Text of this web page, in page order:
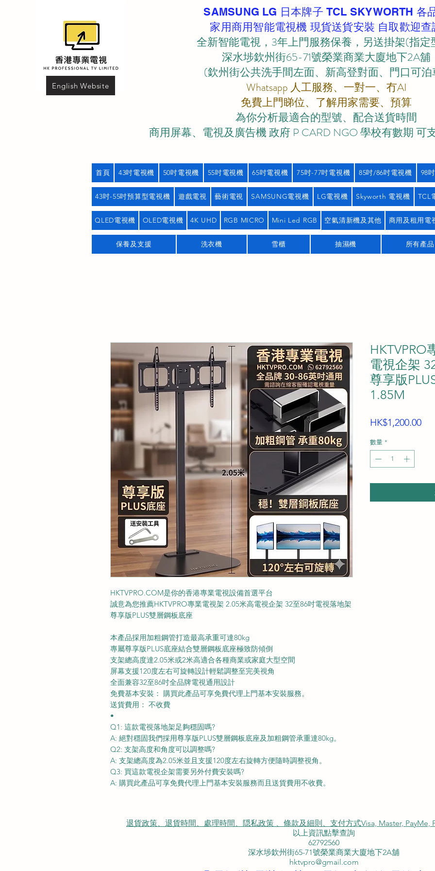
English Website
SAMSUNG LG 日本牌子 TCL SKYWORTH 各
家用商用智能電視機 現貨送貨安裝 自取歡迎查
全新智能電視，3年上門服務保養，另送掛架(指定
深水埗欽州街65-71號榮業商業大廈地下2A舖
(欽州街公共洗手間左面、新高登對面、門口可泊
Whatsapp 人工服務、一對一、冇AI
免費上門睇位、了解用家需要、預算
為你分析最適合的型號、配合送貨時間
商用屏幕、電視及廣告機 政府 P CARD NGO 學校有數期 可
首頁 43吋電視機 50吋電視機 55吋電視機 65吋電視機 75吋-77吋電視機 85吋/86吋電視機 98
43吋-55吋預算型電視機 遊戲電視 藝術電視 SAMSUNG電視機 LG電視機 Skyworth 電視機 TCL
QLED電視機 OLED電視機 4K UHD RGB MICRO Mini Led RGB 空氣清新機及其他 商用及租用電
保養及支援 洗衣機 雪櫃 抽濕機 所有產品
HKTVPRO.COM是你的香港專業電視設備首選平台
誠意為您推薦HKTVPRO專業電視架 2.05米高電視企架 32至86吋電視落地架
尊享版PLUS雙層鋼板底座
本產品採用加粗鋼管打造最高承重可達80kg
專屬尊享版PLUS底座結合雙層鋼板底座極致防傾倒
支架總高度達2.05米或2米高適合各種商業或家庭大型空間
屏幕支援120度左右可旋轉設計輕鬆調整至完美視角
全面兼容32至86吋全品牌電視通用設計
免費基本安裝： 購買此產品可享免費代理上門基本安裝服務。
送貨費用： 不收費
•
Q1: 這款電視落地架足夠穩固嗎?
A: 絕對穩固我們採用尊享版PLUS雙層鋼板底座及加粗鋼管承重達80kg。
Q2: 支架高度和角度可以調整嗎?
A: 支架總高度為2.05米並且支援120度左右旋轉方便隨時調整視角。
Q3: 買這款電視企架需要另外付費安裝嗎?
A: 購買此產品可享免費代理上門基本安裝服務而且送貨費用不收費。
HKTVPRO
電視企架
尊享版
1.85M
HK$1,200.00價
數量 *
退貨政策、退貨時間、處理時間、隠私政策 、條款及細則、支付方式Visa, Master, PayMe,
以上資訊點擊查詢
62792560
深水埗欽州街65-71號榮業商業大廈地下2A舖
hktvpro@gmail.com